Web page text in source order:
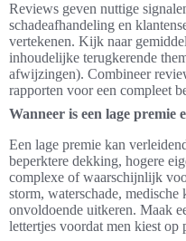
Reviews geven nuttige
schadeafhandeling en
vertekenen. Kijk naar
inhoudelijke terugkerende
afwijzingen). Combineer
rapporten voor een compleet
Wanneer is een lage
Een lage premie kan
beperktere dekking, hogere
complexe of waarschijnlijk
storm, waterschade,
onvoldoende uitkeren. Maak
lettertjes voordat men kiest op